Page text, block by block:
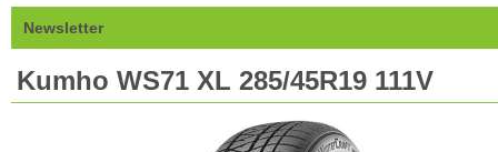
Newsletter
Kumho WS71 XL 285/45R19 111V